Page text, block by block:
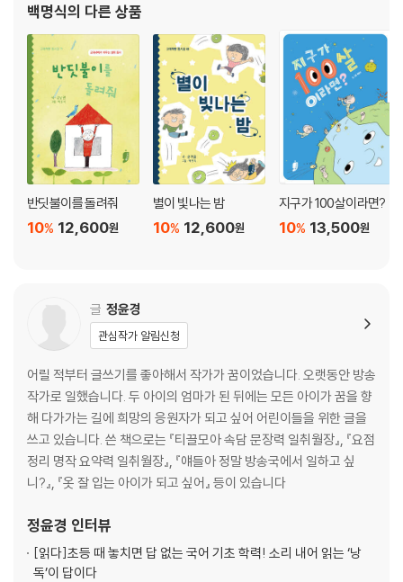
똥 묻은 개가 겨 묻은 개 나무란다_76쪽
사공이 많으면 배가 산으로 간다_80쪽
네 번째 걸음
떡 줄 사람은 생각도 않는데 김칫국부터 마신다_86쪽
공든 탑이 무너지랴_90쪽
백지장도 맞들면 낫다_94쪽
지성이면 감천이다_98쪽
열 번 찍어 안 넘어가는 나무 없다_102쪽
티끌 모아 태산_106쪽
세 살 버릇 여든까지 간다_112쪽
콩 심은 데 콩 나고 팥 심은 데 팥 난다_116쪽
감나무 밑에 누워서 연시 떨어지기를 바란다_124쪽
될성부른 나무 떡잎부터 알아본다_128쪽
제비는 작아도 강남 간다_132쪽
속담 마지막 걸음?_136쪽
속담 보따리_142쪽
『고사성어 먹고 자라는 문해력』
1장 노력하면 산도 옮길 수 있어!
트에서 수상하였어요. 직접 쓰고 그린 최신작으로
백명식의 다른 상품
반딧불이를 돌려줘
12,600원
10%
별이 빛나는 밤
12,600원
10%
지구가 100살이라면?
13,500원
10%
글 정윤경
관심작가 알림신청
어릴 적부터 글쓰기를 좋아해서 작가가 꿈이었습니다. 오랫동안 방송
작가로 일했습니다. 두 아이의 엄마가 된 뒤에는 모든 아이가 꿈을 향
해 다가가는 길에 희망의 응원자가 되고 싶어 어린이들을 위한 글을
쓰고 있습니다. 쓴 책으로는 『티끌모아 속담 문장력 일취월장』, 『요점
정리 명작 요약력 일취월장』, 『얘들아 정말 방송국에서 일하고 싶
니?』, 『옷 잘 입는 아이가 되고 싶어』 등이 있습니다
정윤경 인터뷰
[읽다]초등 때 놓치면 답 없는 국어 기초 학력! 소리 내어 읽는 ‘낭
독’이 답이다